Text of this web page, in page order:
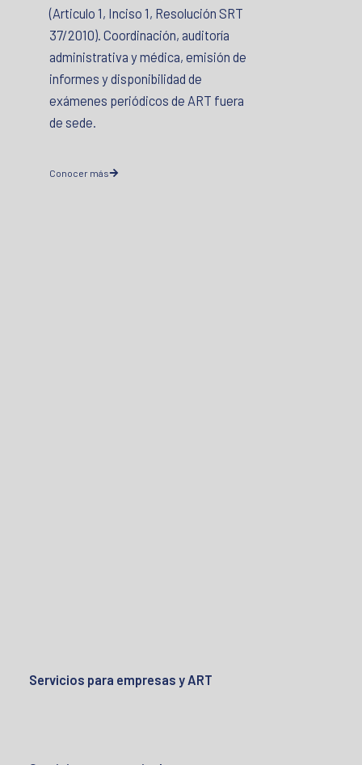
(Articulo 1, Inciso 1, Resolución SRT
37/2010). Coordinación, auditoría
administrativa y médica, emisión de
informes y disponibilidad de
exámenes periódicos de ART fuera
de sede.
Conocer más
Servicios para empresas y ART